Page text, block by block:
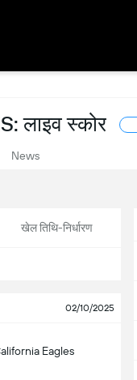
लाइव स्कोर
News
खेल तिथि-निर्धारण
02/10/2025
Eagles